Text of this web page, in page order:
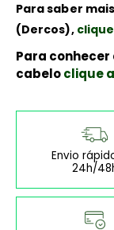
Para saber
(Dercos),
Para
cabeloclique
Envio
24h/